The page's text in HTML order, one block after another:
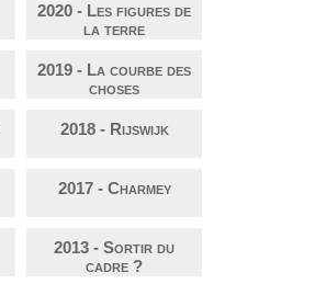
2020 - Les figures de
la terre
2019 - La courbe des
choses
2018 - Rijswijk
2017 - Charmey
2013 - Sortir du
cadre ?